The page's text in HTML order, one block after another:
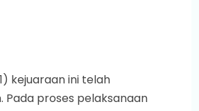
kejuaraan ini telah
Pada proses pelaksanaan